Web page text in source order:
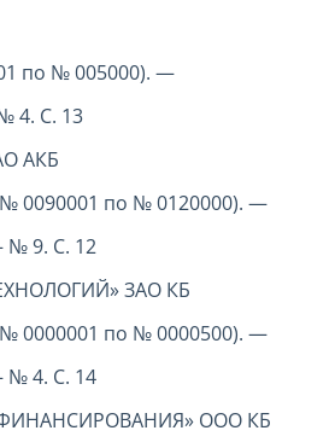
по № 005000). —
4. С. 13
АКБ
№ 0090001 по № 0120000). —
№ 9. С. 12
ЗАО КБ
№ 0000001 по № 0000500). —
№ 4. С. 14
ООО КБ